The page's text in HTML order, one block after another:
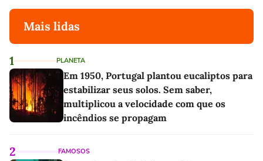
Mais lidas
1 PLANETA
Em 1950, Portugal plantou eucaliptos para
estabilizar seus solos. Sem saber,
multiplicou a velocidade com que os
incêndios se propagam
2 FAMOSOS